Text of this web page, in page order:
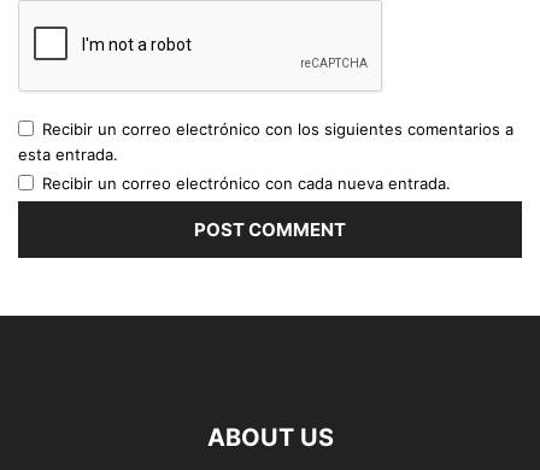
Recibir un correo electrónico con los siguientes comentarios a
esta entrada.
Recibir un correo electrónico con cada nueva entrada.
ABOUT US